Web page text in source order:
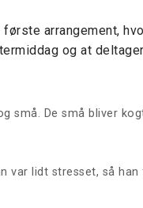
arrangement,
og at
små. De små bliver
var lidt stresset, så